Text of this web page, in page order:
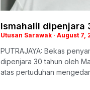
Ismahalil dipenjara
Utusan Sarawak August 7,
PUTRAJAYA: Bekas
dipenjara 30 tahun oleh
atas pertuduhan